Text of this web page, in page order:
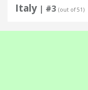
Italy | #3 (out of 51)